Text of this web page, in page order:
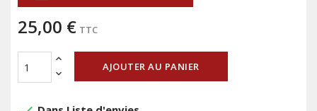
25,00 € TTC
AJOUTER AU PANIER